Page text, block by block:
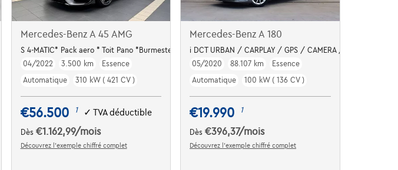
Mercedes-Benz A 45 AMG
S 4-MATIC* Pack aero * Toit Pano *Burmester
04/2022
3.500 km
Essence
Automatique
310 kW ( 421 CV )
€56.500 1 ✓ TVA déductible
Dès €1.162,99/mois
Découvrez l’exemple chiffré complet
Mercedes-Benz A 180
i DCT URBAN / CARPLAY / GPS / CAMERA / VERWARMDE
05/2020
88.107 km
Essence
Automatique
100 kW ( 136 CV )
€19.990 1
Dès€396,37/mois
Découvrez l’exemple chiffré complet